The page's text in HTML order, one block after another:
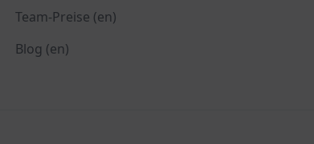
Team-Preise (en)
Blog (en)